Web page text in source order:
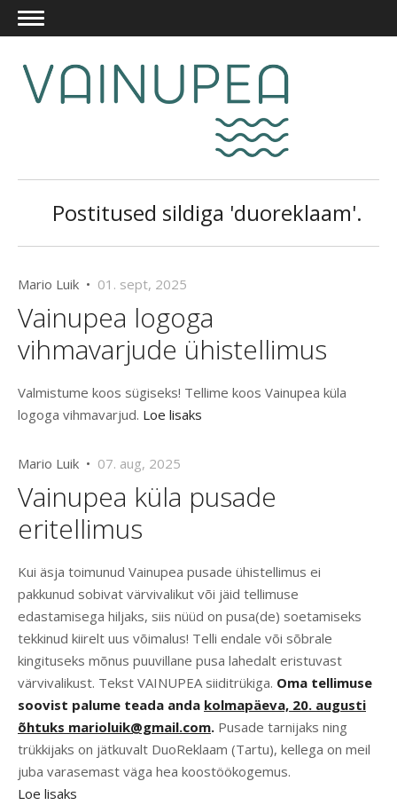
Postitused sildiga 'duoreklaam'.
Mario Luik • 01. sept, 2025
Vainupea logoga
vihmavarjude ühistellimus
Valmistume koos sügiseks! Tellime koos Vainupea küla
logoga vihmavarjud. Loe lisaks
Mario Luik • 07. aug, 2025
Vainupea küla pusade
eritellimus
Kui äsja toimunud Vainupea pusade ühistellimus ei
pakkunud sobivat värvivalikut või jäid tellimuse
edastamisega hiljaks, siis nüüd on pusa(de) soetamiseks
tekkinud kiirelt uus võimalus! Telli endale või sõbrale
kingituseks mõnus puuvillane pusa lahedalt eristuvast
värvivalikust. Tekst VAINUPEA siiditrükiga. Oma tellimuse
soovist palume teada anda kolmapäeva, 20. augusti
õhtuks marioluik@gmail.com. Pusade tarnijaks ning
trükkijaks on jätkuvalt DuoReklaam (Tartu), kellega on meil
juba varasemast väga hea koostöökogemus.
Loe lisaks